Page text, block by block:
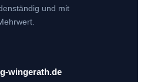
und mit
wingerath.de